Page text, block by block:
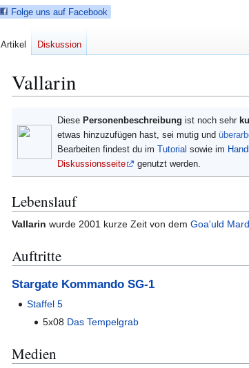
Vallarin
N
a
i
g
i
o
i
u
h
e
p
r
i
Diese Personenbeschreibung ist noch sehr
etwas hinzuzufügen hast, sei mutig und
Bearbeiten findest du im Tutorial sowie im
Diskussionsseite
genutzt werden.
Lebenslauf
Vallarin wurde 2001 kurze Zeit von dem Goa'uld
Auftritte
Stargate Kommando SG-1
Staffel 5
5x08 Das Tempelgrab
Medien
Folge uns auf Facebook
Artikel Diskussion